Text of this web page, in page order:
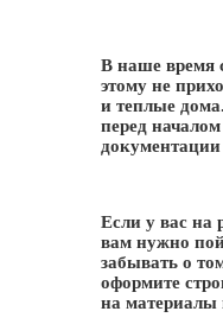
В наше время
этому не
и теплые
перед
документации
Если у вас на
вам нужно
забывать о
оформите
на материалы